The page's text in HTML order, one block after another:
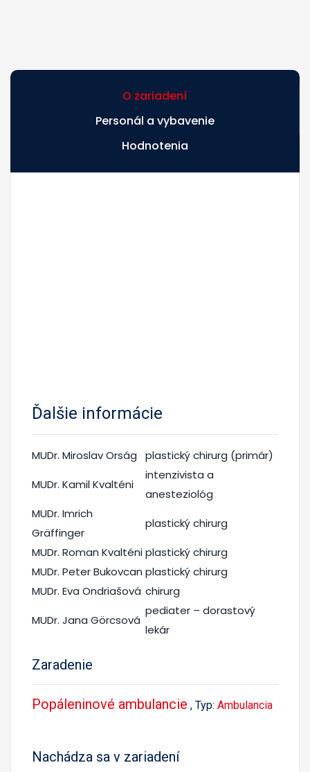
O zariadení
Personál a vybavenie
Hodnotenia
Ďalšie informácie
MUDr. Miroslav Orság
plastický chirurg (primár)
MUDr. Kamil Kvalténi
intenzivista a
anesteziológ
MUDr. Imrich
Gräffinger
plastický chirurg
MUDr. Roman Kvalténiplastický chirurg
MUDr. Peter Bukovcan plastický chirurg
MUDr. Eva Ondriašová chirurg
MUDr. Jana Görcsová
pediater – dorastový
lekár
Zaradenie
Popáleninové ambulancie , Typ: Ambulancia
Nachádza sa v zariadení